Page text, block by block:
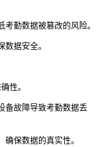
勤数据被篡改的风险。
据安全。
性。
备故障导致考勤数据丢
保数据的真实性。